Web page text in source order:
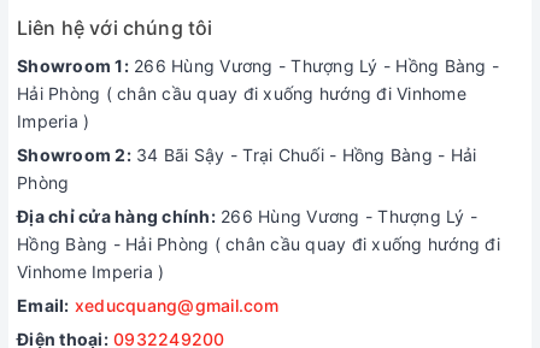
Liên hệ với chúng tôi
Showroom 1:266 Hùng Vương - Thượng Lý - Hồng Bàng -
Hải Phòng ( chân cầu quay đi xuống hướng đi Vinhome
Imperia )
Showroom 2:34 Bãi Sậy - Trại Chuối - Hồng Bàng - Hải
Phòng
Địa chỉ cửa hàng chính:266 Hùng Vương - Thượng Lý -
Hồng Bàng - Hải Phòng ( chân cầu quay đi xuống hướng đi
Vinhome Imperia )
Email: xeducquang@gmail.com
Điện thoại: 0932249200